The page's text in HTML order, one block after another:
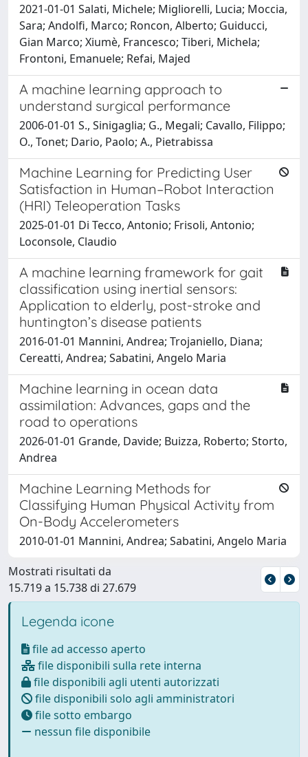
2021-01-01 Salati, Michele; Migliorelli, Lucia; Moccia,
Sara; Andolfi, Marco; Roncon, Alberto; Guiducci,
Gian Marco; Xiumè, Francesco; Tiberi, Michela;
Frontoni, Emanuele; Refai, Majed
A machine learning approach to
understand surgical performance
2006-01-01 S., Sinigaglia; G., Megali; Cavallo, Filippo;
O., Tonet; Dario, Paolo; A., Pietrabissa
Machine Learning for Predicting User
Satisfaction in Human–Robot Interaction
(HRI) Teleoperation Tasks
2025-01-01 Di Tecco, Antonio; Frisoli, Antonio;
Loconsole, Claudio
A machine learning framework for gait
classification using inertial sensors:
Application to elderly, post-stroke and
huntington’s disease patients
2016-01-01 Mannini, Andrea; Trojaniello, Diana;
Cereatti, Andrea; Sabatini, Angelo Maria
Machine learning in ocean data
assimilation: Advances, gaps and the
road to operations
2026-01-01 Grande, Davide; Buizza, Roberto; Storto,
Andrea
Machine Learning Methods for
Classifying Human Physical Activity from
On-Body Accelerometers
2010-01-01 Mannini, Andrea; Sabatini, Angelo Maria
Mostrati risultati da
15.719 a 15.738 di 27.679
Legenda icone
file ad accesso aperto
file disponibili sulla rete interna
file disponibili agli utenti autorizzati
file disponibili solo agli amministratori
file sotto embargo
nessun file disponibile